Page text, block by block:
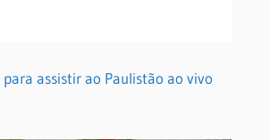
para assistir ao Paulistão ao vivo